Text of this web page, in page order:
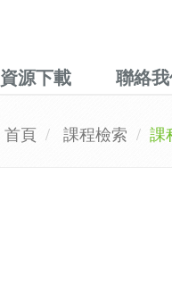
資源下載 聯絡
首頁 課程檢索 課